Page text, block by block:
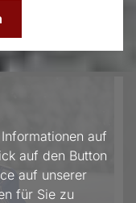
auf
auf den Button
auf unserer
für Sie zu